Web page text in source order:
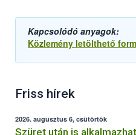
Kapcsolódó anyagok:
Közlemény letölthető
Friss hírek
2026. augusztus 6, csütörtök
Szüret után is